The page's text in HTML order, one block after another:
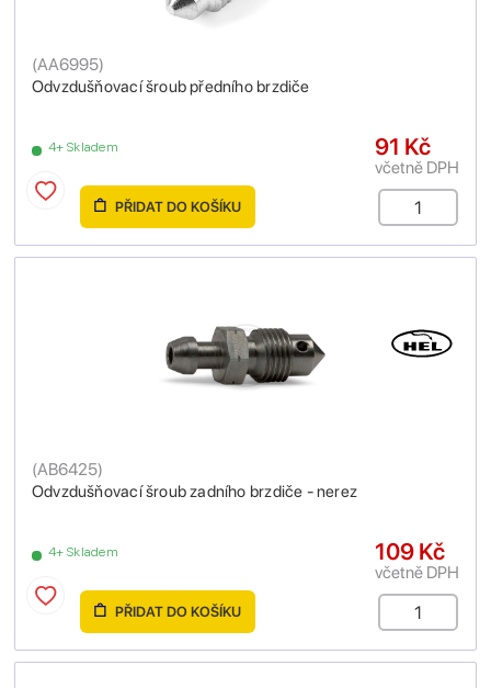
Odvzdušňovací šroub předního brzdiče
(AA6995)
4+ Skladem 91 Kč
včetně DPH
PŘIDAT DO KOŠÍKU
Odvzdušňovací šroub zadního brzdiče - nerez
(AB6425)
4+ Skladem 109 Kč
včetně DPH
PŘIDAT DO KOŠÍKU